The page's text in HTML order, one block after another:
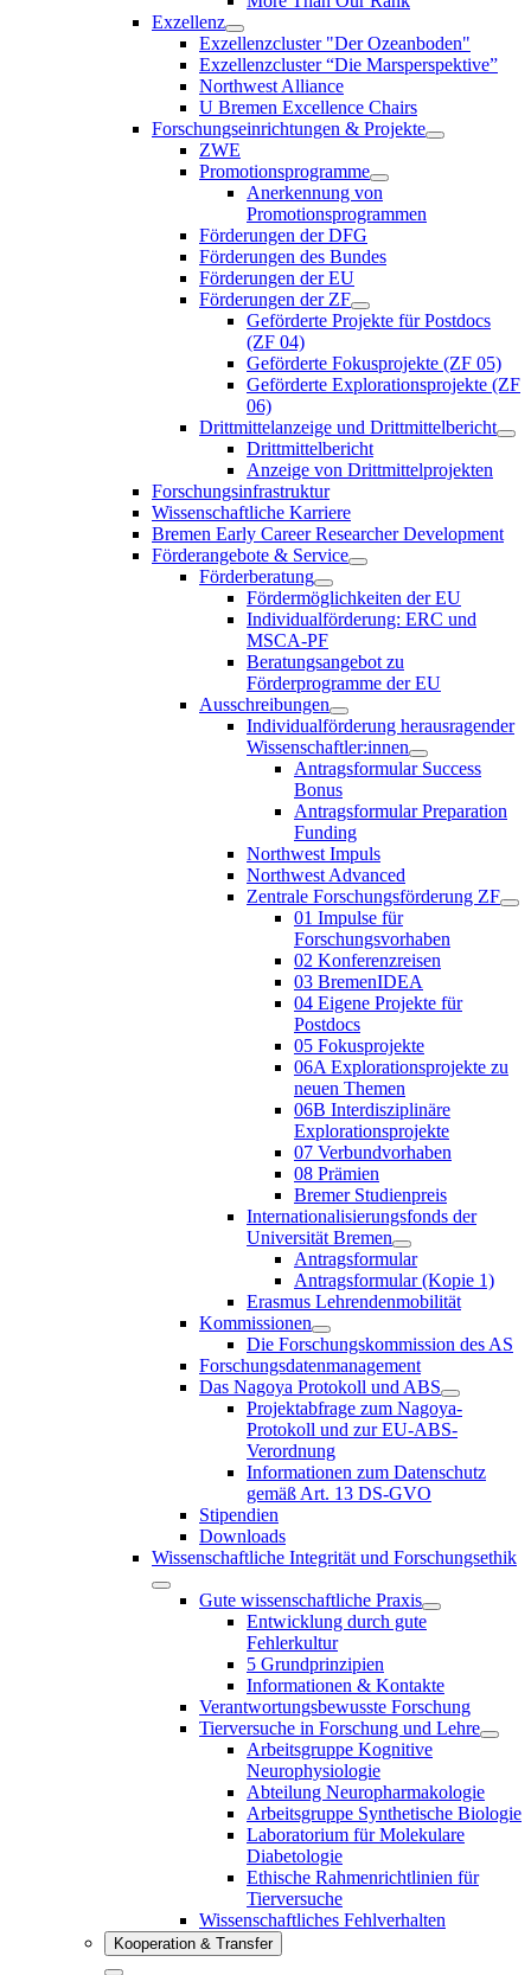
Exzellenz
Exzellenzcluster "Der Ozeanboden"
Exzellenzcluster “Die Marsperspektive”
Northwest Alliance
U Bremen Excellence Chairs
Forschungseinrichtungen & Projekte
ZWE
Promotionsprogramme
Anerkennung von
Promotionsprogrammen
Förderungen der DFG
Förderungen des Bundes
Förderungen der EU
Förderungen der ZF
Geförderte Projekte für Postdocs
(ZF 04)
Geförderte Fokusprojekte (ZF 05)
Geförderte Explorationsprojekte (ZF
06)
Drittmittelanzeige und Drittmittelbericht
Drittmittelbericht
Anzeige von Drittmittelprojekten
Forschungsinfrastruktur
Wissenschaftliche Karriere
Bremen Early Career Researcher Development
Förderangebote & Service
Förderberatung
Fördermöglichkeiten der EU
Individualförderung: ERC und
MSCA-PF
Beratungsangebot zu
Förderprogramme der EU
Ausschreibungen
Individualförderung herausragender
Wissenschaftler:innen
Antragsformular Success
Bonus
Antragsformular Preparation
Funding
Northwest Impuls
Northwest Advanced
Zentrale Forschungsförderung ZF
01 Impulse für
Forschungsvorhaben
02 Konferenzreisen
03 BremenIDEA
04 Eigene Projekte für
Postdocs
05 Fokusprojekte
06A Explorationsprojekte zu
neuen Themen
06B Interdisziplinäre
Explorationsprojekte
07 Verbundvorhaben
08 Prämien
Bremer Studienpreis
Internationalisierungsfonds der
Universität Bremen
Antragsformular
Antragsformular (Kopie 1)
Erasmus Lehrendenmobilität
Kommissionen
Die Forschungskommission des AS
Forschungsdatenmanagement
Das Nagoya Protokoll und ABS
Projektabfrage zum Nagoya-
Protokoll und zur EU-ABS-
Verordnung
Informationen zum Datenschutz
gemäß Art. 13 DS-GVO
Stipendien
Downloads
Wissenschaftliche Integrität und Forschungsethik
Gute wissenschaftliche Praxis
Entwicklung durch gute
Fehlerkultur
5 Grundprinzipien
Informationen & Kontakte
Verantwortungsbewusste Forschung
Tierversuche in Forschung und Lehre
Arbeitsgruppe Kognitive
Neurophysiologie
Abteilung Neuropharmakologie
Arbeitsgruppe Synthetische Biologie
Laboratorium für Molekulare
Diabetologie
Ethische Rahmenrichtlinien für
Tierversuche
Wissenschaftliches Fehlverhalten
Kooperation & Transfer